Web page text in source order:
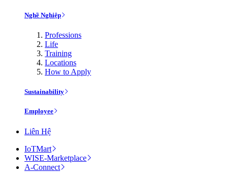
Nghề Nghiệp
Professions
Life
Training
Locations
How to Apply
Sustainability
Employee
Liên Hệ
IoTMart
WISE-Marketplace
A-Connect